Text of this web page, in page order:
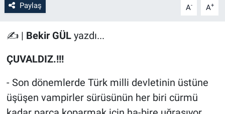
Paylaş A- A+
✍️ | Bekir GÜLyazdı...
ÇUVALDIZ.!!!
- Son dönemlerde Türk milli devletinin üstüne
üşüşen vampirler sürüsünün her biri cürmü